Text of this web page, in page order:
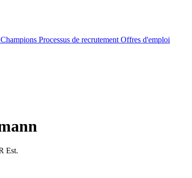
Processus de recrutement Offres d'emploi
Est.